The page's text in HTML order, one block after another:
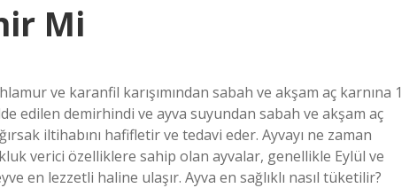
Mi
ve karanfil karışımından sabah ve akşam aç karnına 1
edilen demirhindi ve ayva suyundan sabah ve akşam aç
iltihabını hafifletir ve tedavi eder. Ayvayı ne zaman
verici özelliklere sahip olan ayvalar, genellikle Eylül ve
en lezzetli haline ulaşır. Ayva en sağlıklı nasıl tüketilir?